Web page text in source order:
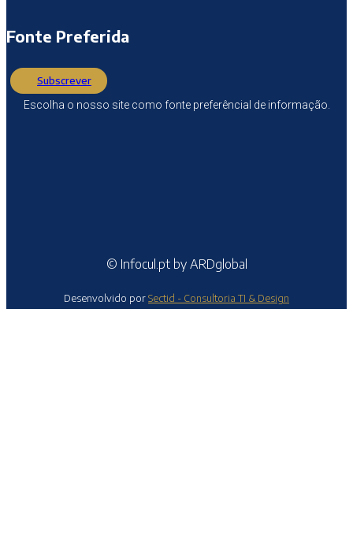
Fonte Preferida
Subscrever
Escolha o nosso site como fonte preferêncial de informação.
© Infocul.pt by ARDglobal
Desenvolvido porSectid - Consultoria TI & Design